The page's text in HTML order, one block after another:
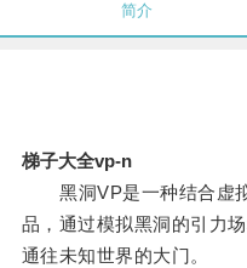
简介
梯子大全vp-n
黑洞VP是一种结合虚拟
品，通过模拟黑洞的引力
通往未知世界的大门。